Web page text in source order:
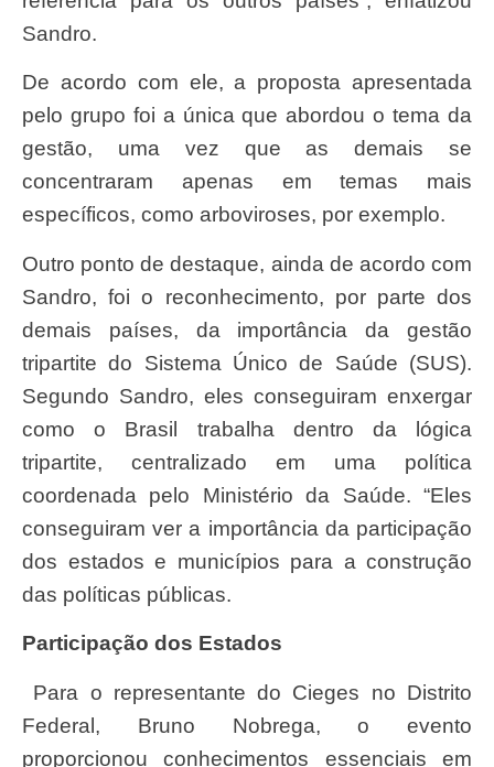
Sandro.
De acordo com ele, a proposta apresentada
pelo grupo foi a única que abordou o tema da
gestão, uma vez que as demais se
concentraram apenas em temas mais
específicos, como arboviroses, por exemplo.
Outro ponto de destaque, ainda de acordo com
Sandro, foi o reconhecimento, por parte dos
demais países, da importância da gestão
tripartite do Sistema Único de Saúde (SUS).
Segundo Sandro, eles conseguiram enxergar
como o Brasil trabalha dentro da lógica
tripartite, centralizado em uma política
coordenada pelo Ministério da Saúde. “Eles
conseguiram ver a importância da participação
dos estados e municípios para a construção
das políticas públicas.
Participação dos Estados
Para o representante do Cieges no Distrito
Federal, Bruno Nobrega, o evento
proporcionou conhecimentos essenciais em